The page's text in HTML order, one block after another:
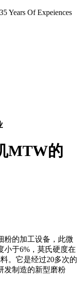
Years Of Expeiences
MTW的
粉的加工设备，此微
小于6%，莫氏硬度在
。它是经过20多次的
发制造的新型磨粉